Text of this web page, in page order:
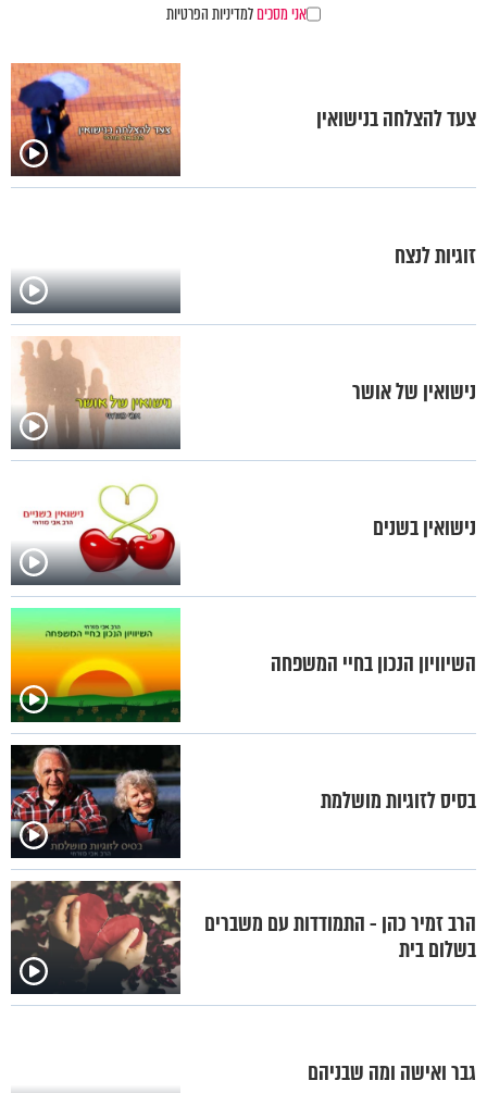
אני מסכיםלמדיניות הפרטיות
צעד להצלחה בנישואין
זוגיות לנצח
נישואין של אושר
נישואין בשנים
השיוויון הנכון בחיי המשפחה
בסיס לזוגיות מושלמת
הרב זמיר כהן - התמודדות עם משברים
בשלום בית
גבר ואישה ומה שבניהם